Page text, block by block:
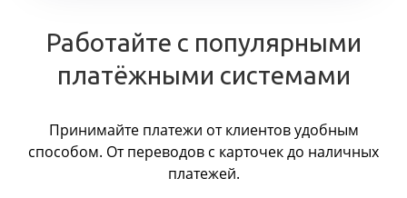
Работайте с популярными
платёжными системами
Принимайте платежи от клиентов удобным
способом. От переводов с карточек до наличных
платежей.